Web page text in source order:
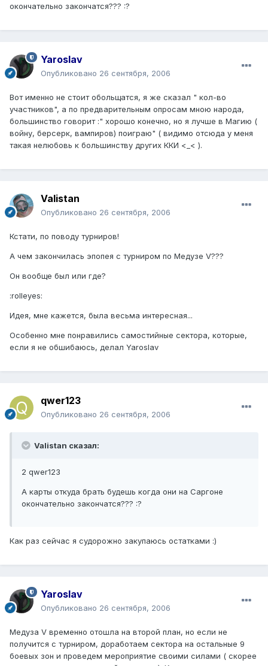
окончательно закончатся??? :?
Yaroslav
Опубликовано 26 сентября, 2006
Вот именно не стоит обольщатся, я же сказал " кол-во
участников", а по предварительным опросам мною народа,
большинство говорит :" хорошо конечно, но я лучше в Магию (
войну, берсерк, вампиров) поиграю" ( видимо отсюда у меня
такая нелюбовь к большинству других ККИ <_< ).
Valistan
Опубликовано 26 сентября, 2006
Кстати, по поводу турниров!
А чем закончилась эпопея с турниром по Медузе V???
Он вообще был или где?
:rolleyes:
Идея, мне кажется, была весьма интересная...
Особенно мне понравились самостийные сектора, которые,
если я не обшибаюсь, делал Yaroslav
qwer123
Опубликовано 26 сентября, 2006
Valistan сказал:
2 qwer123
А карты откуда брать будешь когда они на Саргоне
окончательно закончатся??? :?
Как раз сейчас я судорожно закупаюсь остатками :)
Yaroslav
Опубликовано 26 сентября, 2006
Медуза V временно отошла на второй план, но если не
получится с турниром, доработаем сектора на остальные 9
боевых зон и проведем мероприятие своими силами ( скорее